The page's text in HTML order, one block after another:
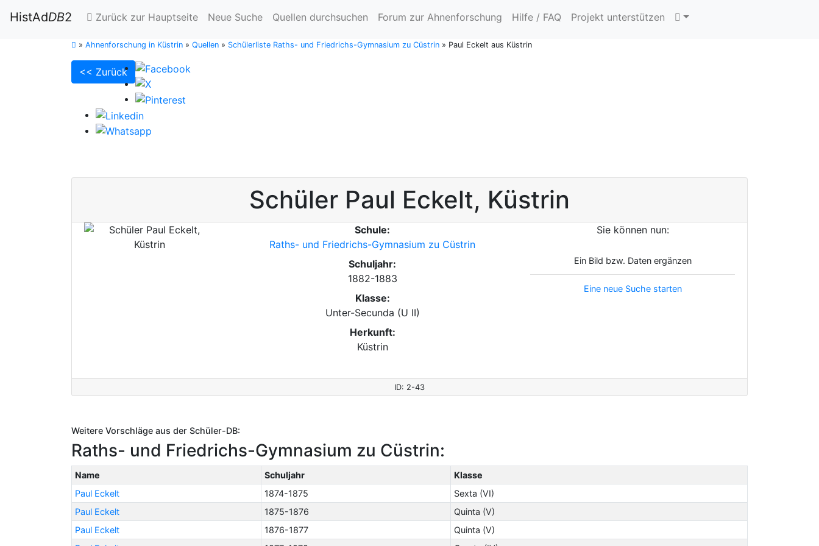
HistAdDB2 Zurück zur Hauptseite Neue Suche Quellen durchsuchen Forum zur Ahnenforschung Hilfe / FAQ Projekt unterstützen
» Ahnenforschung in Küstrin » Quellen » Schülerliste Raths- und Friedrichs-Gymnasium zu Cüstrin » Paul Eckelt aus Küstrin
<< Zurück
Schüler Paul Eckelt, Küstrin
Schule:
Raths- und Friedrichs-Gymnasium zu Cüstrin
Schuljahr:
1882-1883
Klasse:
Unter-Secunda (U II)
Herkunft:
Küstrin
Sie können nun:
Ein Bild bzw. Daten ergänzen
Eine neue Suche starten
ID: 2-43
Weitere Vorschläge aus der Schüler-DB:
Raths- und Friedrichs-Gymnasium zu Cüstrin:
Name Schuljahr
Klasse
Paul Eckelt
1874-1875
Sexta (VI)
Paul Eckelt
1875-1876
Quinta (V)
Paul Eckelt
1876-1877
Quinta (V)